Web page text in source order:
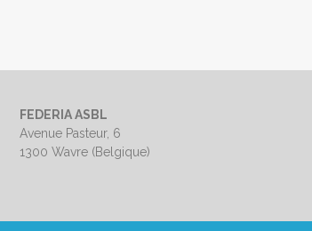
FEDERIA ASBL
Avenue Pasteur, 6
1300 Wavre (Belgique)